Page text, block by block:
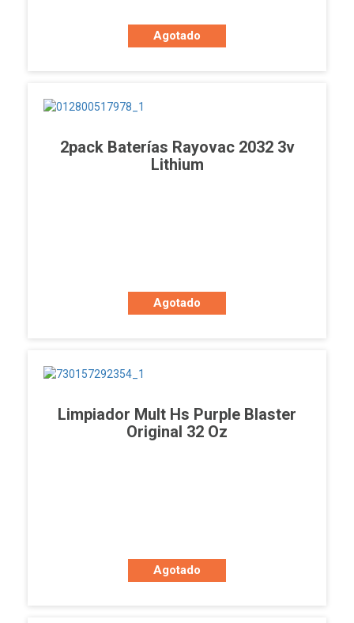
Agotado
2pack Baterías Rayovac 2032 3v
Lithium
Agotado
Limpiador Mult Hs Purple Blaster
Original 32 Oz
Agotado